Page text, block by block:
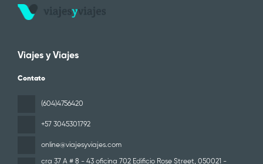
Viajes y Viajes
Contato
(604)4756420
+57 3045301792
online@viajesyviajes.com
cra 37 A # 8 - 43 oficina 702 Edificio Rose Street, 050021 -